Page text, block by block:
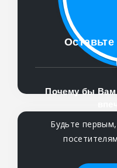
Почему бы Вам
Будьте